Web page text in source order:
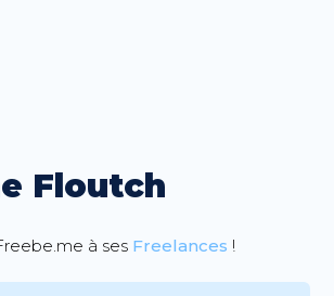
Floutch
à ses Freelances !